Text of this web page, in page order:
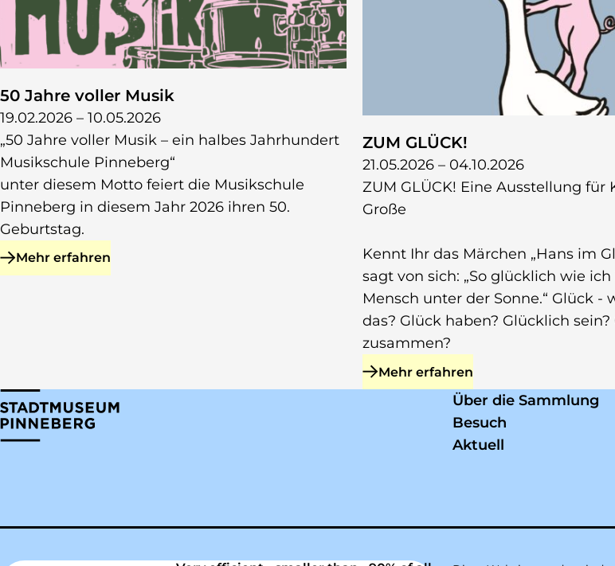
50 Jahre voller Musik
19.02.2026 – 10.05.2026
„50 Jahre voller Musik – ein halbes Jahrhundert
Musikschule Pinneberg“
unter diesem Motto feiert die Musikschule
Pinneberg in diesem Jahr 2026 ihren 50.
Geburtstag.
Mehr erfahren
zu 50 Jahre voller Musik
ZUM GLÜCK!
21.05.2026 – 04.10.2026
ZUM GLÜCK! Eine Ausstellung für
Große
Kennt Ihr das Märchen „Hans im
sagt von sich: „So glücklich wie
Mensch unter der Sonne.“ Glück -
das? Glück haben? Glücklich
zusammen?
Mehr erfahren
zu ZUM GLÜCK!
Über die Sammlung
Besuch
Aktuell